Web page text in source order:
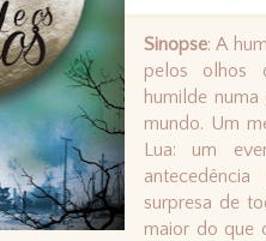
Sinopse: A
pelos olhos
humilde
mundo. Um
Lua: um
surpresa de
maior do que